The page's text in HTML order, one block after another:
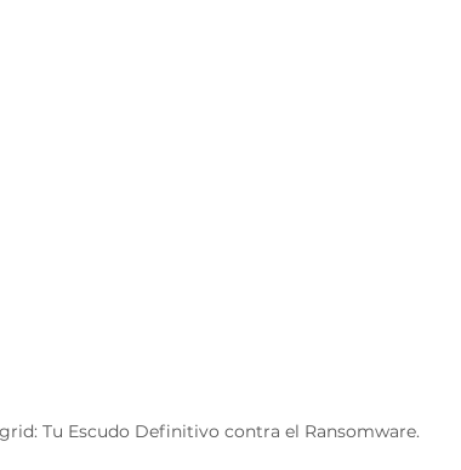
Tu Escudo Definitivo contra el Ransomware.